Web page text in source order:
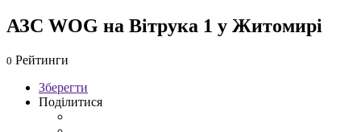
АЗС WOG на Вітрука 1 у Житомирі
0 Рейтинги
Зберегти
Поділитися